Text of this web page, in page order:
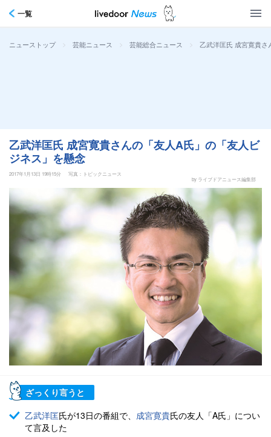
一覧
ニューストップ > 芸能ニュース > 芸能総合ニュース > 乙武洋匡氏 成宮寛貴さ
乙武洋匡氏 成宮寛貴さんの「友人A氏」の「友人ビ
ジネス」を懸念
2017年1月13日 19時15分
写真：トピックニュース
by ライブドアニュース編集部
ざっくり言うと
乙武洋匡氏が13日の番組で、 成宮寛貴氏の友人「A氏」につい
て言及した